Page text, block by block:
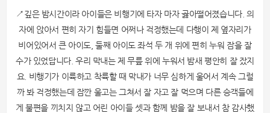
↗깊은 밤시간이라 아이들은 비행기에 타자 마자 곯아떨어졌습니다. 의
자에 앉아서 편히 자기 힘들면 어쩌나 걱정했는데 다행이 제 옆자리가
비어있어서 큰 아이도, 둘째 아이도 좌석 두 개 위에 편히 누워 잠을 잘
수가 있었답니다. 우리 막내는 제 무릎 위에 누워서 밤새 평안히 잘 잤지
요. 비행기가 이륙하고 착륙할 때 막내가 너무 심하게 울어서 계속 그럴
까 봐 걱정했는데 잠깐 울고는 그쳐서 잘 자고 잘 먹으며 다른 승객들에
게 불편을 끼치지 않고 어린 아이들 셋과 함께 밤을 잘 보내서 참 감사했